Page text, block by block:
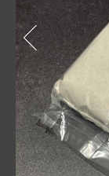
Previous